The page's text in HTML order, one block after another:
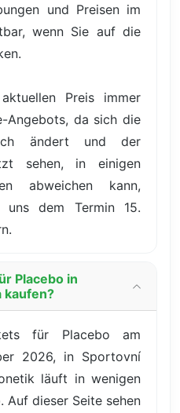
und Preisen im
wenn Sie auf die
Preis immer
Angebots, da sich die
ändert und der
sehen, in einigen
abweichen kann,
uns dem Termin 15.
Placebo in
kaufen?
für Placebo am
2026, in Sportovní
läuft in wenigen
Auf dieser Seite sehen